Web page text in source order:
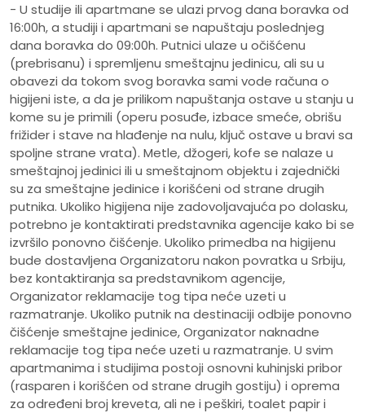
- U studije ili apartmane se ulazi prvog dana boravka od
16:00h, a studiji i apartmani se napuštaju poslednjeg
dana boravka do 09:00h. Putnici ulaze u očišćenu
(prebrisanu) i spremljenu smeštajnu jedinicu, ali su u
obavezi da tokom svog boravka sami vode računa o
higijeni iste, a da je prilikom napuštanja ostave u stanju u
kome su je primili (operu posuđe, izbace smeće, obrišu
frižider i stave na hlađenje na nulu, ključ ostave u bravi sa
spoljne strane vrata). Metle, džogeri, kofe se nalaze u
smeštajnoj jedinici ili u smeštajnom objektu i zajednički
su za smeštajne jedinice i korišćeni od strane drugih
putnika. Ukoliko higijena nije zadovoljavajuća po dolasku,
potrebno je kontaktirati predstavnika agencije kako bi se
izvršilo ponovno čišćenje. Ukoliko primedba na higijenu
bude dostavljena Organizatoru nakon povratka u Srbiju,
bez kontaktiranja sa predstavnikom agencije,
Organizator reklamacije tog tipa neće uzeti u
razmatranje. Ukoliko putnik na destinaciji odbije ponovno
čišćenje smeštajne jedinice, Organizator naknadne
reklamacije tog tipa neće uzeti u razmatranje. U svim
apartmanima i studijima postoji osnovni kuhinjski pribor
(rasparen i korišćen od strane drugih gostiju) i oprema
za određeni broj kreveta, ali ne i peškiri, toalet papir i